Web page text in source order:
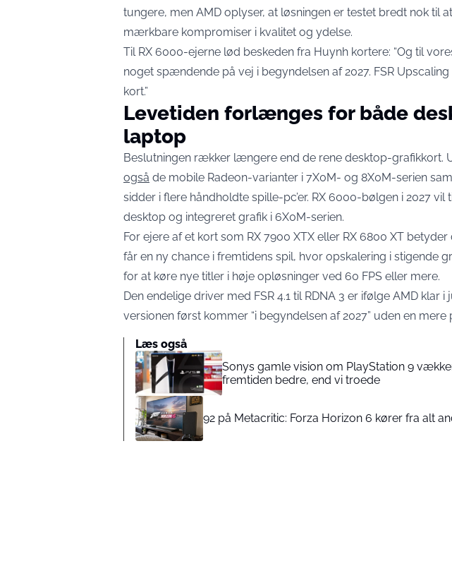
tungere, men AMD oplyser, at løsningen er testet bredt nok til
mærkbare kompromiser i kvalitet og ydelse.
Til RX 6000-ejerne lød beskeden fra Huynh kortere: “Og til
noget spændende på vej i begyndelsen af 2027. FSR
kort.”
Levetiden forlænges for både
laptop
Beslutningen rækker længere end de rene desktop-grafikkort.
også de mobile Radeon-varianter i 7X0M- og 8X0M-serien
sidder i flere håndholdte spille-pc’er. RX 6000-bølgen i 2027
desktop og integreret grafik i 6X0M-serien.
For ejere af et kort som RX 7900 XTX eller RX 6800 XT
får en ny chance i fremtidens spil, hvor opskalering i stigende
for at køre nye titler i høje opløsninger ved 60 FPS eller mere.
Den endelige driver med FSR 4.1 til RDNA 3 er ifølge AMD klar i
versionen først kommer “i begyndelsen af 2027” uden en
Læs også
Sonys gamle vision om PlayStation 9
fremtiden bedre, end vi troede
92 på Metacritic: Forza Horizon 6 kører fra alt